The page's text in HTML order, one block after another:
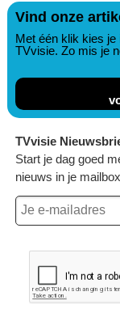
Vind onze
Met één klik kies je
TVvisie. Zo mis je
TVvisie
Start je dag goed
nieuws in je